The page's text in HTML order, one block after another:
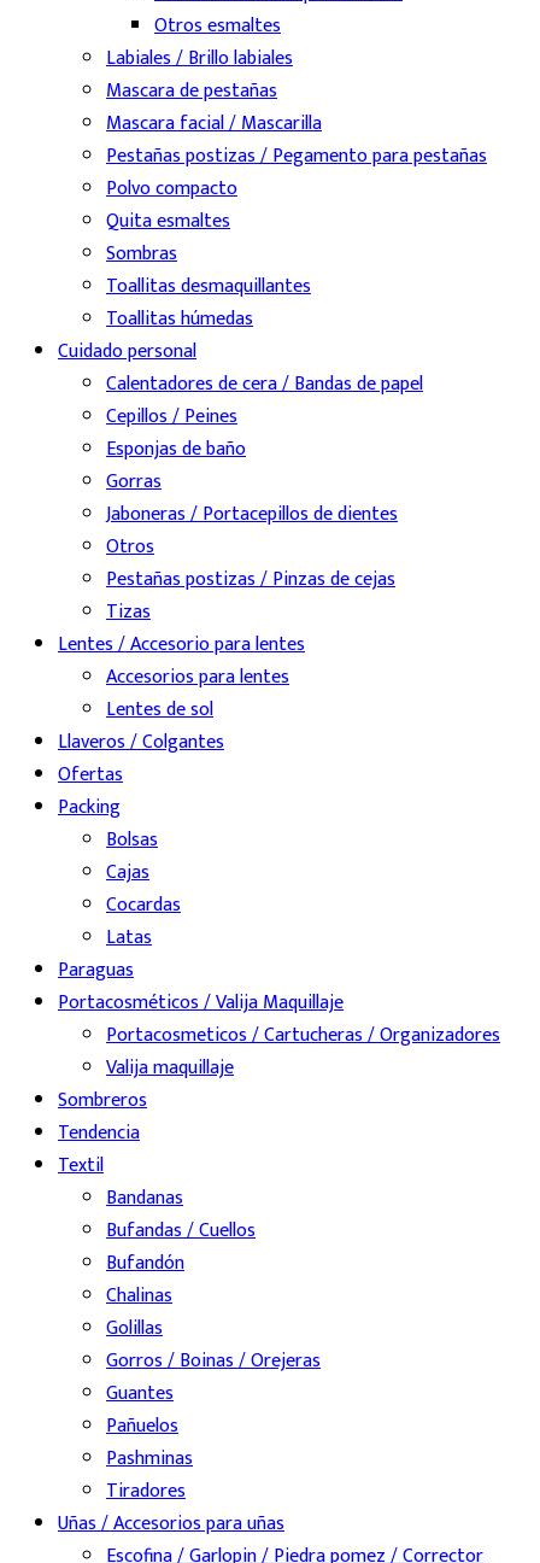
Otros esmaltes
Labiales / Brillo labiales
Mascara de pestañas
Mascara facial / Mascarilla
Pestañas postizas / Pegamento para pestañas
Polvo compacto
Quita esmaltes
Sombras
Toallitas desmaquillantes
Toallitas húmedas
Cuidado personal
Calentadores de cera / Bandas de papel
Cepillos / Peines
Esponjas de baño
Gorras
Jaboneras / Portacepillos de dientes
Otros
Pestañas postizas / Pinzas de cejas
Tizas
Lentes / Accesorio para lentes
Accesorios para lentes
Lentes de sol
Llaveros / Colgantes
Ofertas
Packing
Bolsas
Cajas
Cocardas
Latas
Paraguas
Portacosméticos / Valija Maquillaje
Portacosmeticos / Cartucheras / Organizadores
Valija maquillaje
Sombreros
Tendencia
Textil
Bandanas
Bufandas / Cuellos
Bufandón
Chalinas
Golillas
Gorros / Boinas / Orejeras
Guantes
Pañuelos
Pashminas
Tiradores
Uñas / Accesorios para uñas
Escofina / Garlopin / Piedra pomez / Corrector